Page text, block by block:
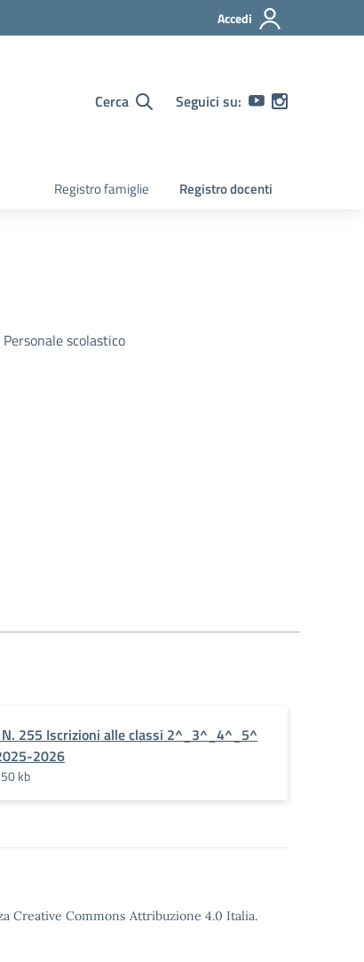
Accedi
Cerca Seguici su:
Registro famiglie Registro docenti
Personale scolastico
N. 255 Iscrizioni alle classi 2^_3^_4^_5^
2026
kb
Creative Commons Attribuzione 4.0 Italia.